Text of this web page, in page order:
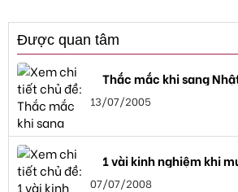
Được quan tâm
Thắc mắc khi sang
13/07/2005
1 vài kinh nghiệm khi
07/07/2008